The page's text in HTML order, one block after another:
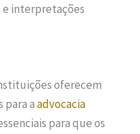
e interpretações
oferecem
para aadvocacia
para que os